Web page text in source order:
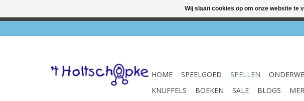
HOME SPEELGOED SPELLEN
KNUFFELS
BOEKEN SALE BLOGS
Wij slaan cookies op om onze website te
✔ Winkel & webshop ✔